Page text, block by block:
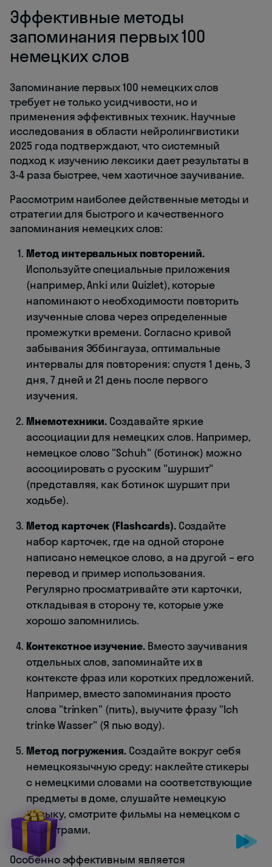
Эффективные методы
запоминания первых 100
немецких слов
Запоминание первых 100 немецких слов
требует не только усидчивости, но и
применения эффективных техник. Научные
исследования в области нейролингвистики
2025 года подтверждают, что системный
подход к изучению лексики дает результаты в
3-4 раза быстрее, чем хаотичное заучивание.
Рассмотрим наиболее действенные методы и
стратегии для быстрого и качественного
запоминания немецких слов:
Метод интервальных повторений.
Используйте специальные приложения
(например, Anki или Quizlet), которые
напоминают о необходимости повторить
изученные слова через определенные
промежутки времени. Согласно кривой
забывания Эббингауза, оптимальные
интервалы для повторения: спустя 1 день, 3
дня, 7 дней и 21 день после первого
изучения.
Мнемотехники. Создавайте яркие
ассоциации для немецких слов. Например,
немецкое слово "Schuh" (ботинок) можно
ассоциировать с русским "шуршит"
(представляя, как ботинок шуршит при
ходьбе).
Метод карточек (Flashcards).Создайте
набор карточек, где на одной стороне
написано немецкое слово, а на другой – его
перевод и пример использования.
Регулярно просматривайте эти карточки,
откладывая в сторону те, которые уже
хорошо запомнились.
Контекстное изучение.Вместо заучивания
отдельных слов, запоминайте их в
контексте фраз или коротких предложений.
Например, вместо запоминания просто
слова "trinken" (пить), выучите фразу "Ich
trinke Wasser" (Я пью воду).
Метод погружения. Создайте вокруг себя
немецкоязычную среду: наклейте стикеры
с немецкими словами на соответствующие
предметы в доме, слушайте немецкую
музыку, смотрите фильмы на немецком с
субтитрами.
Особенно эффективным является